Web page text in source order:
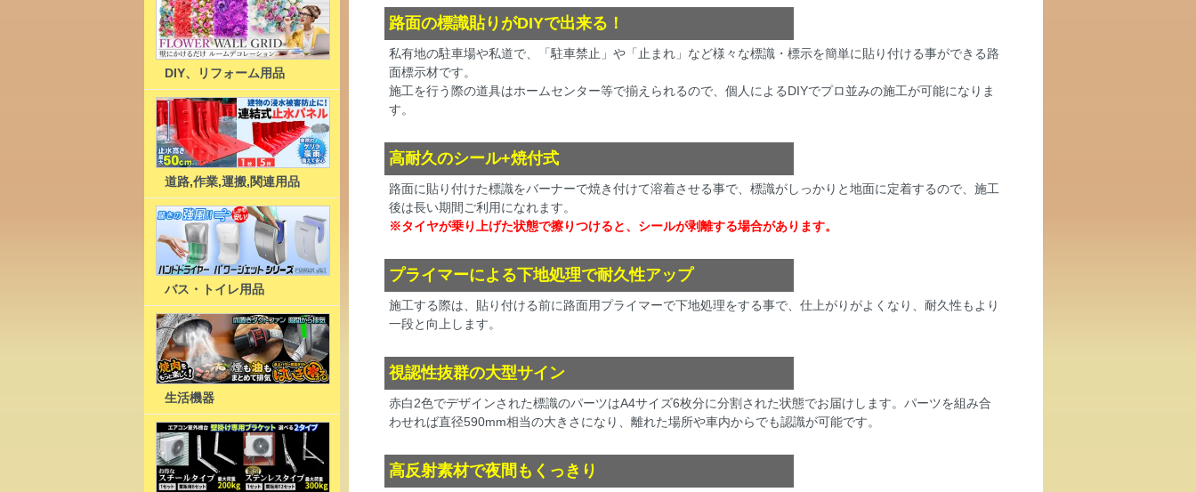
路面の標識貼りがDIYで出来る！
私有地の駐車場や私道で、「駐車禁止」や「止まれ」など様々な標識・標示を簡単に貼り付ける事ができる路
面標示材です。
施工を行う際の道具はホームセンター等で揃えられるので、個人によるDIYでプロ並みの施工が可能になりま
す。
高耐久のシール+焼付式
路面に貼り付けた標識をバーナーで焼き付けて溶着させる事で、標識がしっかりと地面に定着するので、施工
後は長い期間ご利用になれます。
※タイヤが乗り上げた状態で擦りつけると、シールが剥離する場合があります。
プライマーによる下地処理で耐久性アップ
施工する際は、貼り付ける前に路面用プライマーで下地処理をする事で、仕上がりがよくなり、耐久性もより
一段と向上します。
視認性抜群の大型サイン
赤白2色でデザインされた標識のパーツはA4サイズ6枚分に分割された状態でお届けします。パーツを組み合
わせれば直径590mm相当の大きさになり、離れた場所や車内からでも認識が可能です。
高反射素材で夜間もくっきり
DIY、リフォーム用品
道路,作業,運搬,関連用品
バス・トイレ用品
生活機器